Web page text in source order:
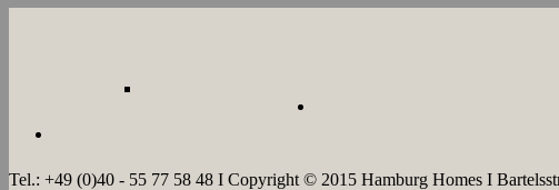
Tel.: +49 (0)40 - 55 77 58 48 I Copyright © 2015 Hamburg Homes I